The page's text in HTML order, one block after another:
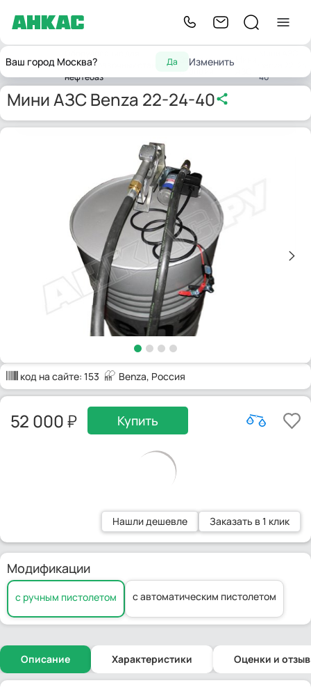
Ваш город Москва? Да Изменить
Главнаяавтозаправочных станций,
нефтебаз
Заправочные
40
Мини АЗС Benza 22-24-40
код на сайте: 153 Benza, Россия
52 000 Купить
Нашли дешевле Заказать в 1 клик
Модификации
с ручным пистолетом с автоматическим пистолетом
Описание Характеристики Оценки и